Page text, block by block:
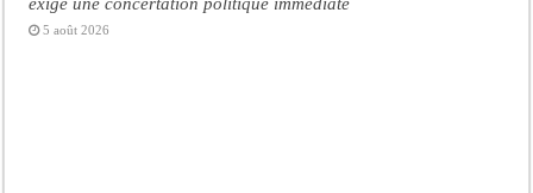
5 août 2026